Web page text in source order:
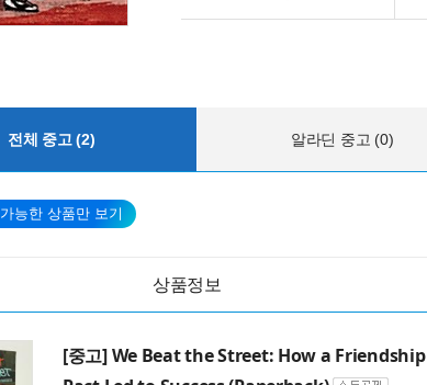
전체 중고 (2) 알라딘 중고 (0)
가능한 상품만 보기
상품정보
[중고] We Beat the Street: How a Friendship